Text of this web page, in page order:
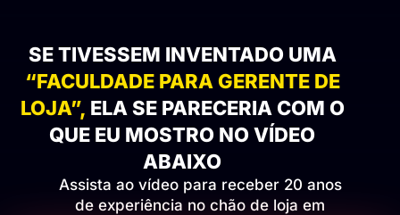
SE TIVESSEM INVENTADO UMA
“FACULDADE PARA GERENTE DE
LOJA”, ELA SE PARECERIA COM O
QUE EU MOSTRO NO VÍDEO
ABAIXO
Assista ao vídeo para receber 20 anos
de experiência no chão de loja em